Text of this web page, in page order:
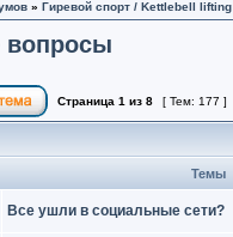
» Гиревой спорт / Kettlebell lifting
Страница 1 из 8 [ Тем: 177 ]
Темы
Все ушли в социальные сети?